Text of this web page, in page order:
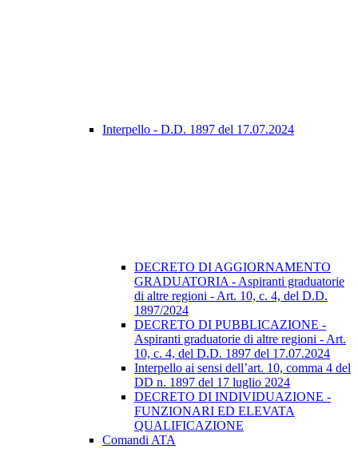
Interpello - D.D. 1897 del 17.07.2024
DECRETO DI AGGIORNAMENTO
GRADUATORIA - Aspiranti graduatorie
di altre regioni - Art. 10, c. 4, del D.D.
1897/2024
DECRETO DI PUBBLICAZIONE -
Aspiranti graduatorie di altre regioni - Art.
10, c. 4, del D.D. 1897 del 17.07.2024
Interpello ai sensi dell’art. 10, comma 4 del
DD n. 1897 del 17 luglio 2024
DECRETO DI INDIVIDUAZIONE -
FUNZIONARI ED ELEVATA
QUALIFICAZIONE
Comandi ATA